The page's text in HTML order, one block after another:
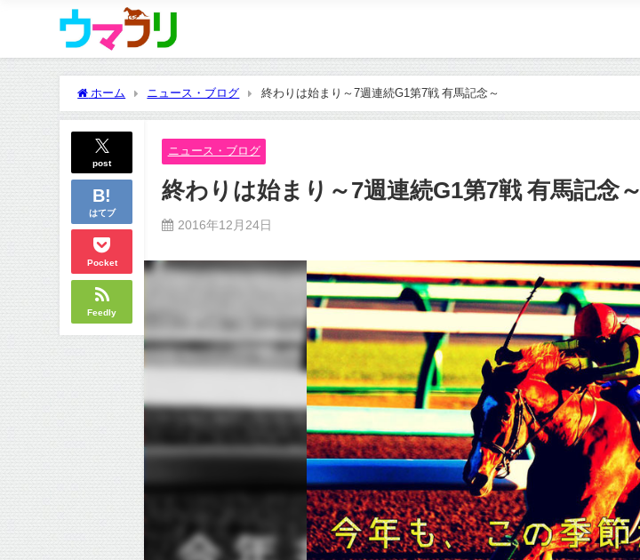
ホーム ニュース・ブログ 終わりは始まり～7週連続G1第7戦 有馬記念～
post
はてブ
Pocket
Feedly
ニュース・ブログ
終わりは始まり～7週連続G1第7戦 有馬記念～
2016年12月24日